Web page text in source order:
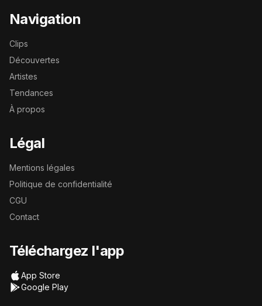
Navigation
Clips
Découvertes
Artistes
Tendances
À propos
Légal
Mentions légales
Politique de confidentialité
CGU
Contact
Téléchargez l'app
App Store
Google Play